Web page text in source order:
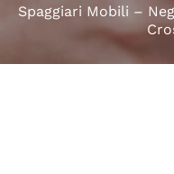
Spaggiari Mobili –